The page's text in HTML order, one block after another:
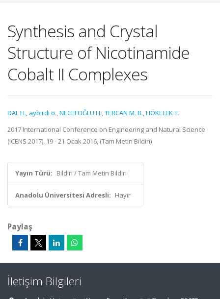
Synthesis and Crystal
Structure of Nicotinamide
Cobalt II Complexes
DAL H., aybirdi ö.,NECEFOĞLU H.,TERCAN M. B.,HÖKELEK T.
2017 International Conference on Engineering and Natural Science
(ICENS 2017), 19 - 21 Ocak 2016, (Tam Metin Bildiri)
Yayın Türü: Bildiri / Tam Metin Bildiri
Anadolu Üniversitesi Adresli: Hayır
Paylaş
İletişim Bilgileri